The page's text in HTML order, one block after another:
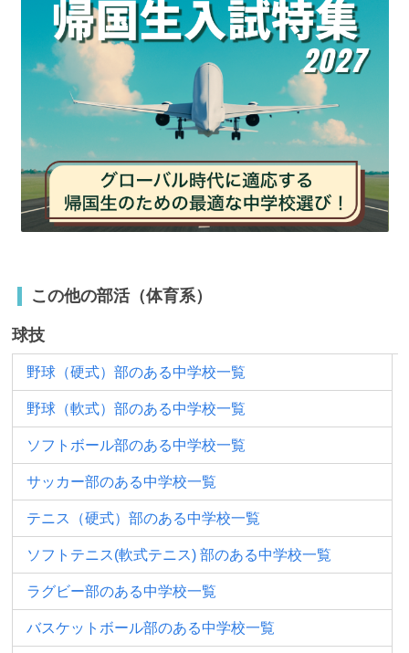
この他の部活（体育系）
球技
野球（硬式）部のある中学校一覧
野球（軟式）部のある中学校一覧
ソフトボール部のある中学校一覧
サッカー部のある中学校一覧
テニス（硬式）部のある中学校一覧
ソフトテニス(軟式テニス) 部のある中学校一覧
ラグビー部のある中学校一覧
バスケットボール部のある中学校一覧